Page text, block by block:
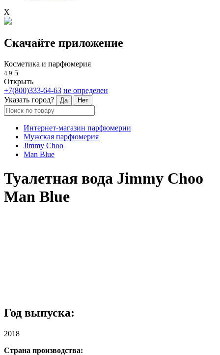
X
Скачайте приложение
Косметика и парфюмерия
4.9 5
Открыть
+7(800)333-64-63 не определен
Указать город?
Да Нет
Интернет-магазин парфюмерии
Мужская парфюмерия
Jimmy Choo
Man Blue
Туалетная вода Jimmy Choo
Man Blue
Год выпуска:
2018
Страна производства: